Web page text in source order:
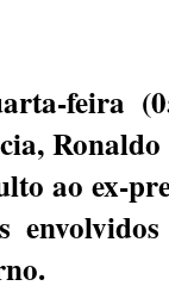
feira
ao ex-